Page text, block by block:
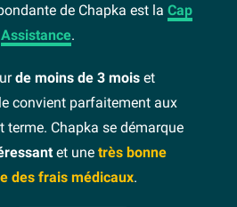
de Chapka est la Cap
Assistance.
de moins de 3 moiset
convient parfaitement aux
terme. Chapka se démarque
et une très bonne
des frais médicaux.